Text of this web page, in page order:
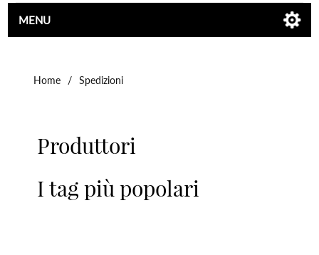
MENU
Home / Spedizioni
Produttori
I tag più popolari